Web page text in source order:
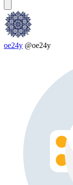
oe24y @oe24y